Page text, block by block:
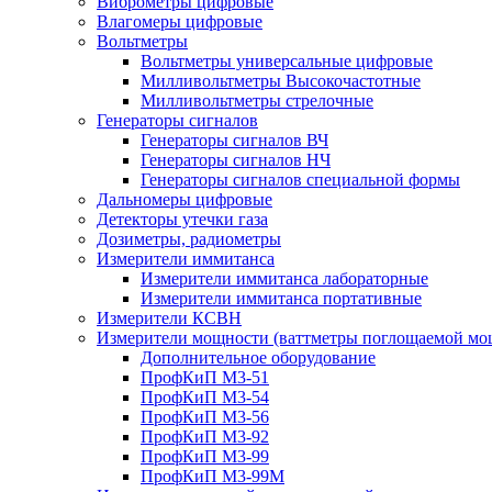
Влагомеры цифровые
Вольтметры
Вольтметры универсальные цифровые
Милливольтметры Высокочастотные
Милливольтметры стрелочные
Генераторы сигналов
Генераторы сигналов ВЧ
Генераторы сигналов НЧ
Генераторы сигналов специальной формы
Дальномеры цифровые
Детекторы утечки газа
Дозиметры, радиометры
Измерители иммитанса
Измерители иммитанса лабораторные
Измерители иммитанса портативные
Измерители КСВН
Измерители мощности (ваттметры поглощаемой
Дополнительное оборудование
ПрофКиП М3-51
ПрофКиП М3-54
ПрофКиП М3-56
ПрофКиП М3-92
ПрофКиП М3-99
ПрофКиП М3-99М